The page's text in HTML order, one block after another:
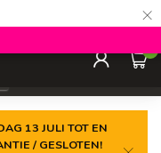
×
0
13 JULI TOT EN
/ GESLOTEN!